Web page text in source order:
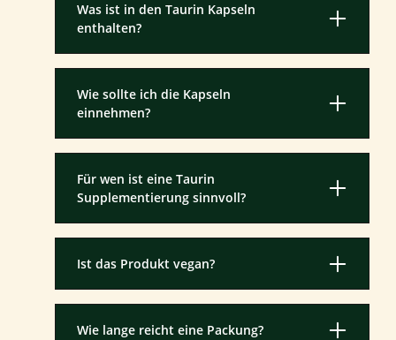
Was ist in den Taurin Kapseln
enthalten?
Wie sollte ich die Kapseln
einnehmen?
Für wen ist eine Taurin
Supplementierung sinnvoll?
Ist das Produkt vegan?
Wie lange reicht eine Packung?